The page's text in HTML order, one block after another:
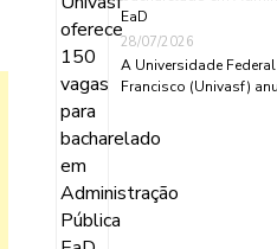
EaD
28/07/2026
A Universidade
Francisco (Univasf)